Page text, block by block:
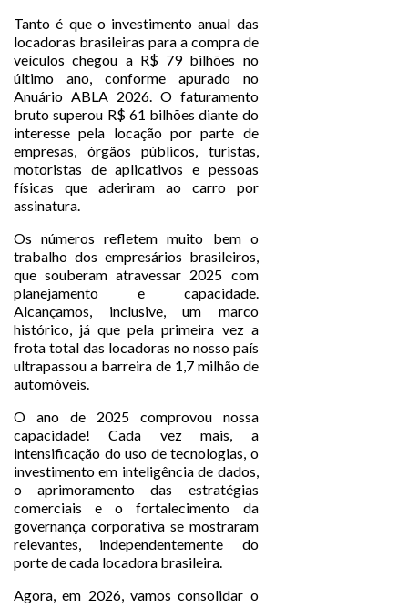
Tanto é que o investimento anual das
locadoras brasileiras para a compra de
veículos chegou a R$ 79 bilhões no
último ano, conforme apurado no
Anuário ABLA 2026. O faturamento
bruto superou R$ 61 bilhões diante do
interesse pela locação por parte de
empresas, órgãos públicos, turistas,
motoristas de aplicativos e pessoas
físicas que aderiram ao carro por
assinatura.
Os números refletem muito bem o
trabalho dos empresários brasileiros,
que souberam atravessar 2025 com
planejamento e capacidade.
Alcançamos, inclusive, um marco
histórico, já que pela primeira vez a
frota total das locadoras no nosso país
ultrapassou a barreira de 1,7 milhão de
automóveis.
O ano de 2025 comprovou nossa
capacidade! Cada vez mais, a
intensificação do uso de tecnologias, o
investimento em inteligência de dados,
o aprimoramento das estratégias
comerciais e o fortalecimento da
governança corporativa se mostraram
relevantes, independentemente do
porte de cada locadora brasileira.
Agora, em 2026, vamos consolidar o